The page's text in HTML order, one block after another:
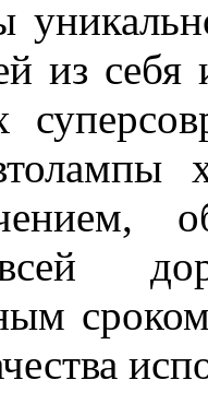
из себя
всей